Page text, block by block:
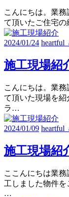
こんにちは。業
て頂いたご住宅
2024/01/24
施工現場紹
こんにちは。業
て頂いた現場を
ラ…
2024/01/09
施工現場紹
ここんにちは業
工しました物件を
…